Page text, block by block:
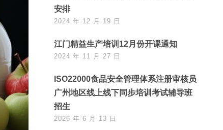
安排
2024 年 12 月 19 日
江门精益生产培训12月份开课通知
2024 年 11 月 27 日
ISO22000食品安全管理体系注册审核员
广州地区线上线下同步培训考试辅导班
招生
2026 年 6 月 13 日